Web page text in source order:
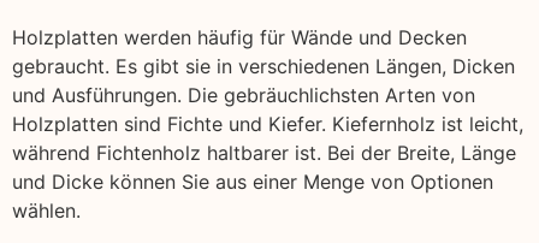
Holzplatten werden häufig für Wände und Decken
gebraucht. Es gibt sie in verschiedenen Längen, Dicken
und Ausführungen. Die gebräuchlichsten Arten von
Holzplatten sind Fichte und Kiefer. Kiefernholz ist leicht,
während Fichtenholz haltbarer ist. Bei der Breite, Länge
und Dicke können Sie aus einer Menge von Optionen
wählen.